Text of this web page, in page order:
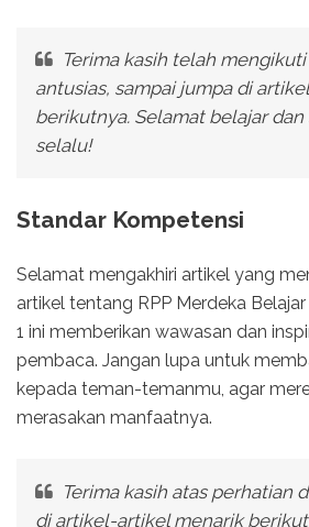
Terima kasih telah
antusias, sampai jumpa di
berikutnya. Selamat belajar dan
selalu!
Standar Kompetensi
Selamat mengakhiri artikel yang
artikel tentang RPP Merdeka
1 ini memberikan wawasan dan
pembaca. Jangan lupa untuk
kepada teman-temanmu, agar
merasakan manfaatnya.
Terima kasih atas perhatian
di artikel-artikel menarik